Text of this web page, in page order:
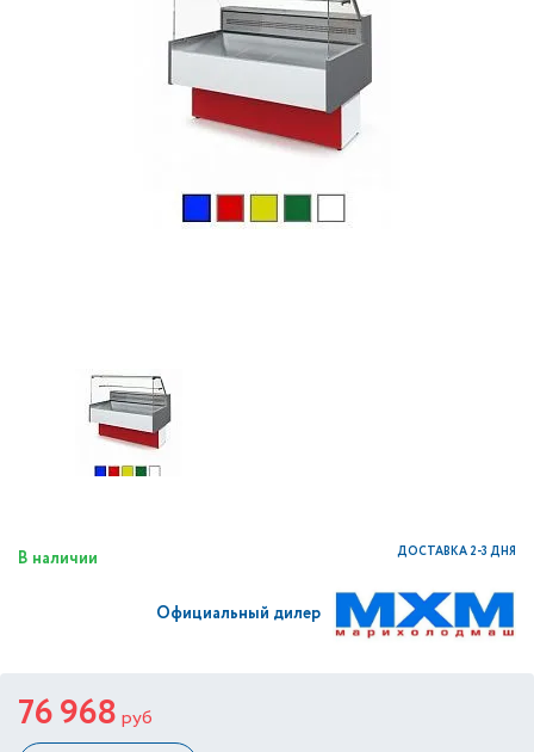
В наличии ДОСТАВКА 2-3 ДНЯ
Официальный дилер
76 968 руб